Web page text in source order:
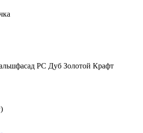
РС Дуб Золотой Крафт